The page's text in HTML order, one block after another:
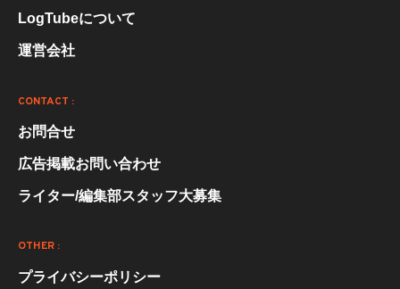
LogTubeについて
運営会社
CONTACT :
お問合せ
広告掲載お問い合わせ
ライター/編集部スタッフ大募集
OTHER :
プライバシーポリシー